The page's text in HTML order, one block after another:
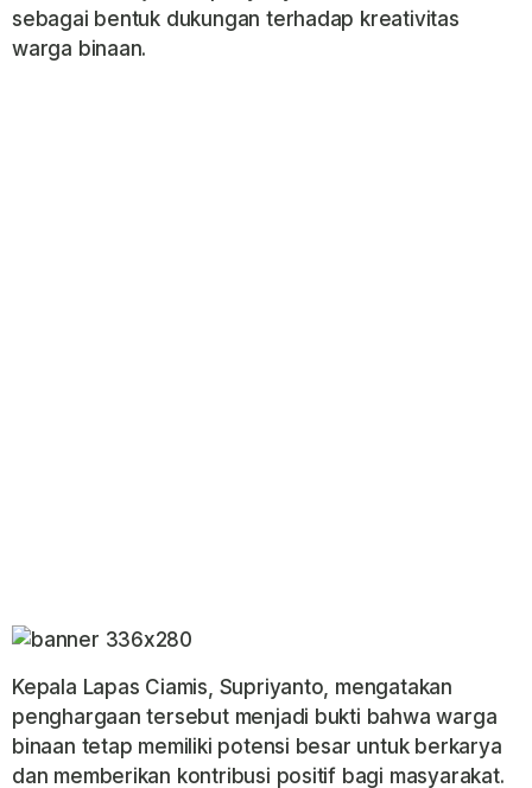
sebagai bentuk dukungan terhadap kreativitas
warga binaan.
Kepala Lapas Ciamis, Supriyanto, mengatakan
penghargaan tersebut menjadi bukti bahwa warga
binaan tetap memiliki potensi besar untuk berkarya
dan memberikan kontribusi positif bagi masyarakat.